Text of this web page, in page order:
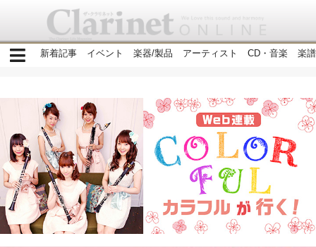
新着記事 イベント 楽器/製品 アーティスト CD・音楽 楽